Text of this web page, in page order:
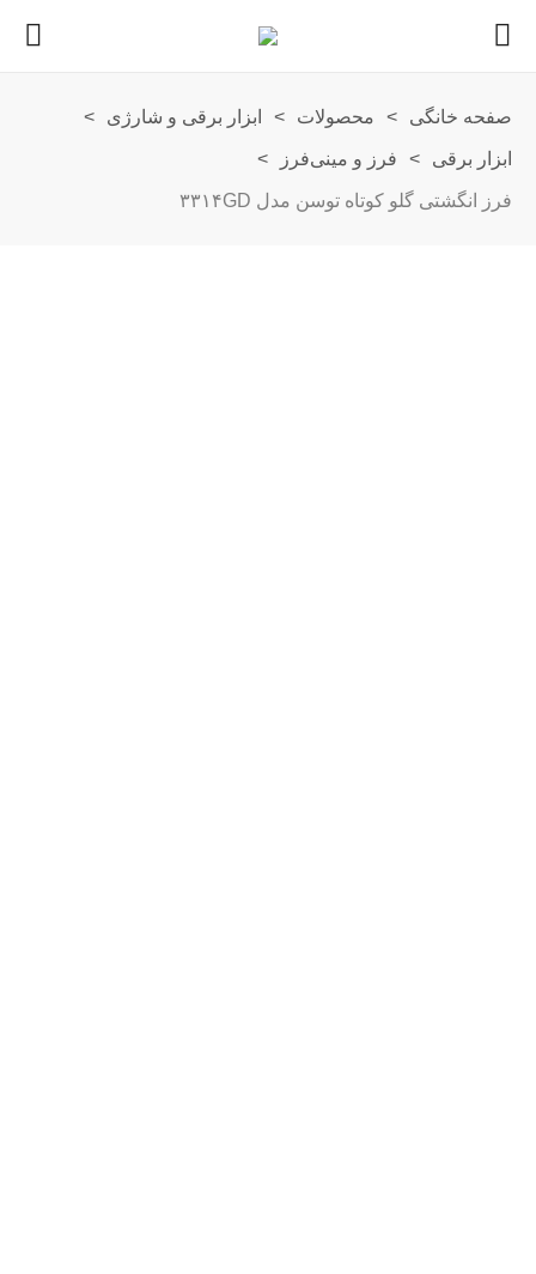
صفحه خانگی > محصولات > ابزار برقی و شارژی >
ابزار برقی > فرز و مینی‌فرز >
فرز انگشتی گلو کوتاه توسن مدل ۳۳۱۴GD